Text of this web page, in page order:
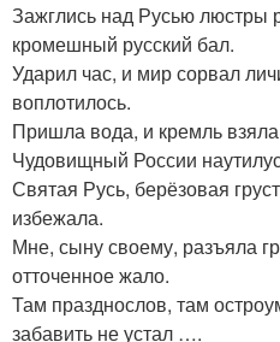
Зажглись над Русью люстры
кромешный русский бал.
Ударил час, и мир сорвал
воплотилось.
Пришла вода, и кремль
Чудовищный России
Святая Русь, берёзовая
избежала.
Мне, сыну своему, разъяла
отточенное жало.
Там празднослов, там
забавить не устал ….